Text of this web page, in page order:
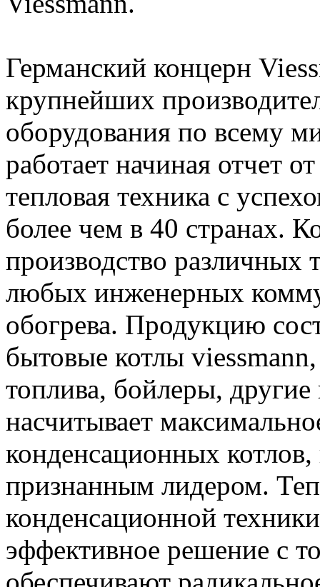
Германский концерн
крупнейших
оборудования по всему
работает начиная отчет
тепловая техника с
более чем в 40 странах.
производство различных
любых инженерных
обогрева. Продукцию
бытовые котлы
топлива, бойлеры,
насчитывает
конденсационных котлов,
признанным лидером.
конденсационной
эффективное решение с